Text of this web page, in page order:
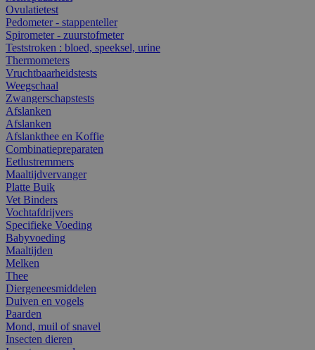
Ovulatietest
Pedometer - stappenteller
Spirometer - zuurstofmeter
Teststroken : bloed, speeksel, urine
Thermometers
Vruchtbaarheidstests
Weegschaal
Zwangerschapstests
Afslanken
Afslanken
Afslankthee en Koffie
Combinatiepreparaten
Eetlustremmers
Maaltijdvervanger
Platte Buik
Vet Binders
Vochtafdrijvers
Specifieke Voeding
Babyvoeding
Maaltijden
Melken
Thee
Diergeneesmiddelen
Duiven en vogels
Paarden
Mond, muil of snavel
Insecten dieren